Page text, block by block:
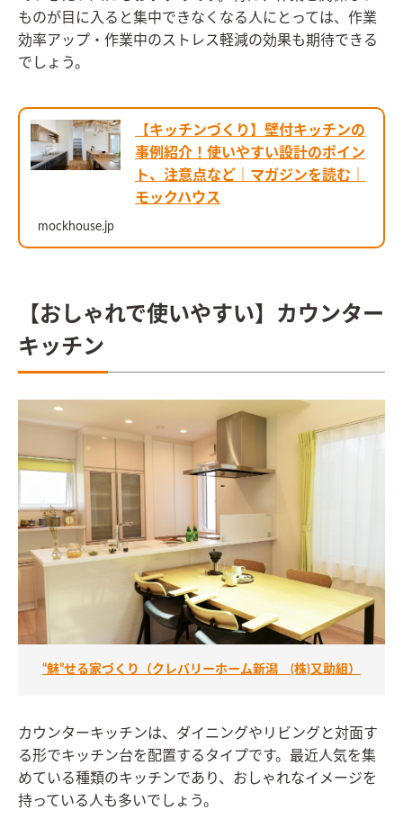
ものが目に入ると集中できなくなる人にとっては、作業
効率アップ・作業中のストレス軽減の効果も期待できる
でしょう。
【キッチンづくり】壁付キッチンの
事例紹介！使いやすい設計のポイン
ト、注意点など｜マガジンを読む｜
モックハウス
mockhouse.jp
【おしゃれで使いやすい】カウンター
キッチン
“魅”せる家づくり（クレバリーホーム新潟 (株)又助組）
カウンターキッチンは、ダイニングやリビングと対面す
る形でキッチン台を配置するタイプです。最近人気を集
めている種類のキッチンであり、おしゃれなイメージを
持っている人も多いでしょう。